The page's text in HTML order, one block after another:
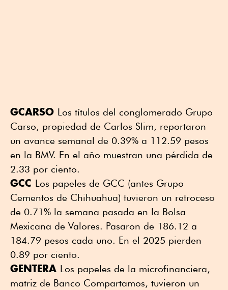
GCARSO Los títulos del conglomerado Grupo
Carso, propiedad de Carlos Slim, reportaron
un avance semanal de 0.39% a 112.59 pesos
en la BMV. En el año muestran una pérdida de
2.33 por ciento.
GCC Los papeles de GCC (antes Grupo
Cementos de Chihuahua) tuvieron un retroceso
de 0.71% la semana pasada en la Bolsa
Mexicana de Valores. Pasaron de 186.12 a
184.79 pesos cada uno. En el 2025 pierden
0.89 por ciento.
GENTERA Los papeles de la microfinanciera,
matriz de Banco Compartamos, tuvieron un